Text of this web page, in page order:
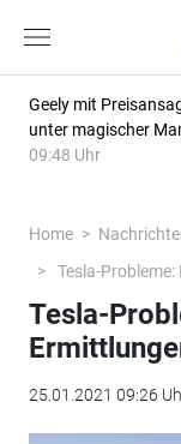
Geely mit
unter magischer
09:48 Uhr
Home
Tesla-
Tesla-
25.01.2021 09:26